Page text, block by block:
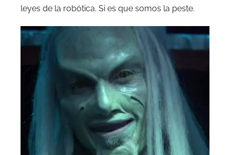
leyes de la robótica. Si es que somos la peste.